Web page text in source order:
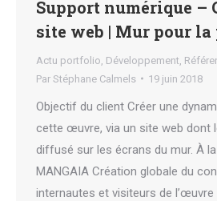
Support numérique –
site web | Mur pour
Actu portfolio Développement
Par Stéphane Calmels 19 juin 2018
Objectif du client Créer une
cette œuvre, via un site web dont
diffusé sur les écrans du mur. À
MANGAIA Création globale du
internautes et visiteurs de